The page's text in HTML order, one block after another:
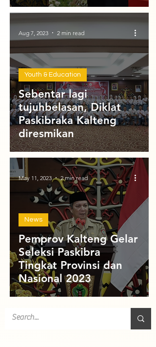
Sebentar lagi
tujuhbelasan, Diklat
Paskibraka Kalteng
diresmikan
Youth & Education
Aug 7, 2023 2 min read
Pemprov Kalteng Gelar
Seleksi Paskibra
Tingkat Provinsi dan
Nasional 2023
News
May 11, 2023 2 min read